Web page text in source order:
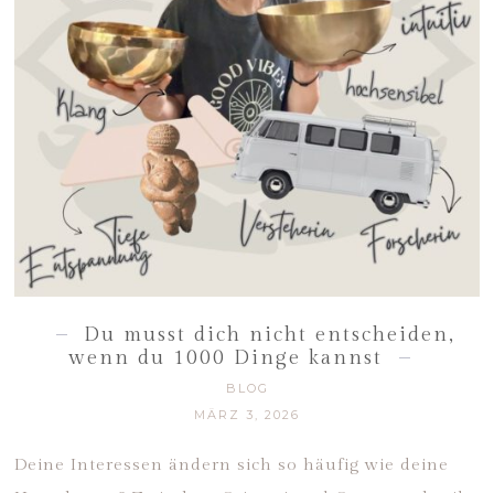
Du musst dich nicht entscheiden,
wenn du 1000 Dinge kannst
BLOG
MÄRZ 3, 2026
Deine Interessen ändern sich so häufig wie deine